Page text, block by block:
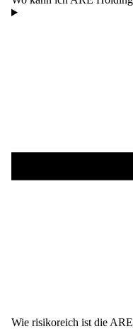
Wie risikoreich ist die